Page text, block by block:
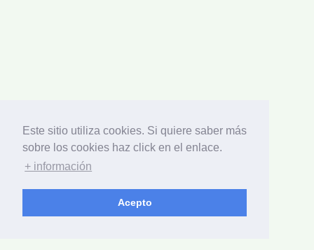
Este sitio utiliza cookies. Si quiere saber más
sobre los cookies haz click en el enlace.
+ información
Acepto